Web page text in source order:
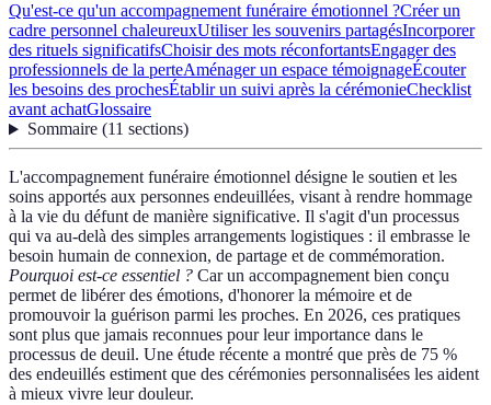
Qu'est-ce qu'un accompagnement funéraire émotionnel ?Créer un
cadre personnel chaleureuxUtiliser les souvenirs partagésIncorporer
des rituels significatifsChoisir des mots réconfortantsEngager des
professionnels de la perteAménager un espace témoignageÉcouter
les besoins des prochesÉtablir un suivi après la cérémonieChecklist
avant achatGlossaire
Sommaire(11 sections)
L'accompagnement funéraire émotionnel désigne le soutien et les
soins apportés aux personnes endeuillées, visant à rendre hommage
à la vie du défunt de manière significative. Il s'agit d'un processus
qui va au-delà des simples arrangements logistiques : il embrasse le
besoin humain de connexion, de partage et de commémoration.
Pourquoi est-ce essentiel ? Car un accompagnement bien conçu
permet de libérer des émotions, d'honorer la mémoire et de
promouvoir la guérison parmi les proches. En 2026, ces pratiques
sont plus que jamais reconnues pour leur importance dans le
processus de deuil. Une étude récente a montré que près de 75 %
des endeuillés estiment que des cérémonies personnalisées les aident
à mieux vivre leur douleur.